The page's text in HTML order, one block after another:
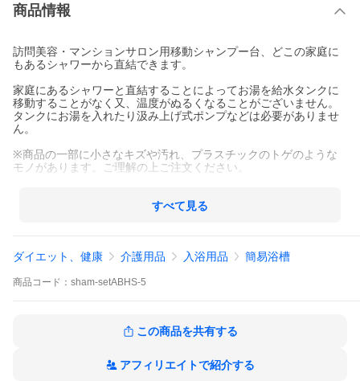
商品情報
訪問美容・マンションサロン用移動シャンプー台、どこの家庭に
もあるシャワーから直結できます。
家庭にあるシャワーと直結することによってお湯を給水タンクに
移動することがなく又、温度がぬるくなることがございません。
タンクにお湯を入れたり汲み上げ式ポンプなどは必要がありませ
ん。
※商品の一部に小さなキズや汚れ、プラスチックのトゲのような
モノがあります。ご理解の上ご注文ください。
ネックレストピロー
※油圧式ではないので、上げ下げの調整は簡単にできます。
■給水タンク・排水タンクがいりません。
■家庭のシャワーホースと直結。
・排水ホースはお風呂場に設置してもいいし、洗濯機の排水部分
に接続しても大丈夫です。
すべて見る
ダイエット、健康 介護用品 入浴用品 簡易浴槽
商品 コード： sham-setABHS-5
この商品を共有する
アフィリエイトで紹介する